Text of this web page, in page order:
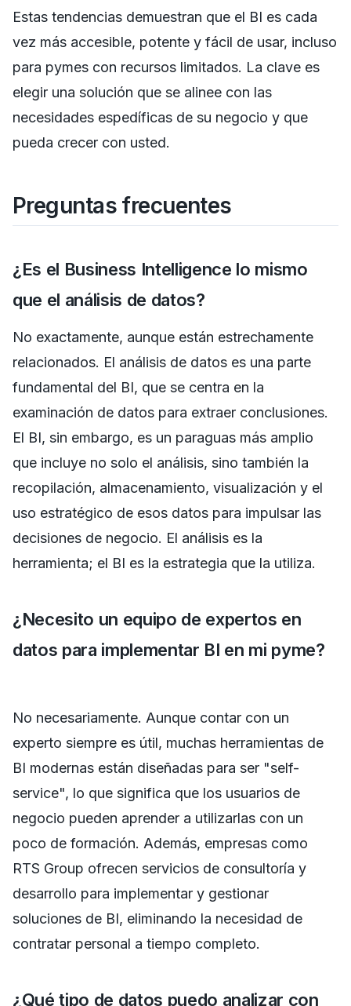
Estas tendencias demuestran que el BI es cada
vez más accesible, potente y fácil de usar, incluso
para pymes con recursos limitados. La clave es
elegir una solución que se alinee con las
necesidades espedíficas de su negocio y que
pueda crecer con usted.
Preguntas frecuentes
¿Es el Business Intelligence lo mismo
que el análisis de datos?
No exactamente, aunque están estrechamente
relacionados. El análisis de datos es una parte
fundamental del BI, que se centra en la
examinación de datos para extraer conclusiones.
El BI, sin embargo, es un paraguas más amplio
que incluye no solo el análisis, sino también la
recopilación, almacenamiento, visualización y el
uso estratégico de esos datos para impulsar las
decisiones de negocio. El análisis es la
herramienta; el BI es la estrategia que la utiliza.
¿Necesito un equipo de expertos en
datos para implementar BI en mi pyme?
No necesariamente. Aunque contar con un
experto siempre es útil, muchas herramientas de
BI modernas están diseñadas para ser "self-
service", lo que significa que los usuarios de
negocio pueden aprender a utilizarlas con un
poco de formación. Además, empresas como
RTS Group ofrecen servicios de consultoría y
desarrollo para implementar y gestionar
soluciones de BI, eliminando la necesidad de
contratar personal a tiempo completo.
¿Qué tipo de datos puedo analizar con